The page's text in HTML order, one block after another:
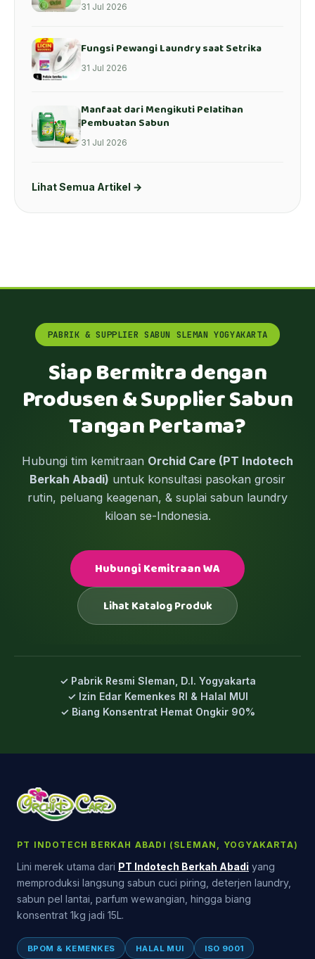
31 Jul 2026
Fungsi Pewangi Laundry saat Setrika
31 Jul 2026
Manfaat dari Mengikuti Pelatihan
Pembuatan Sabun
31 Jul 2026
Lihat Semua Artikel →
PABRIK & SUPPLIER SABUN SLEMAN YOGYAKARTA
Siap Bermitra dengan
Produsen & Supplier Sabun
Tangan Pertama?
Hubungi tim kemitraan Orchid Care (PT Indotech
Berkah Abadi) untuk konsultasi pasokan grosir
rutin, peluang keagenan, & suplai sabun laundry
kiloan se-Indonesia.
Hubungi Kemitraan WA
Lihat Katalog Produk
✓ Pabrik Resmi Sleman, D.I. Yogyakarta
✓ Izin Edar Kemenkes RI & Halal MUI
✓ Biang Konsentrat Hemat Ongkir 90%
PT INDOTECH BERKAH ABADI (SLEMAN, YOGYAKARTA)
Lini merek utama dari PT Indotech Berkah Abadi yang
memproduksi langsung sabun cuci piring, deterjen laundry,
sabun pel lantai, parfum wewangian, hingga biang
konsentrat 1kg jadi 15L.
BPOM & KEMENKES HALAL MUI ISO 9001